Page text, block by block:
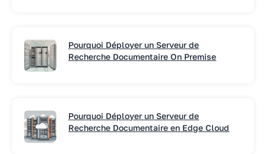
Pourquoi Déployer un Serveur de
Recherche Documentaire On Premise
Pourquoi Déployer un Serveur de
Recherche Documentaire en Edge Cloud